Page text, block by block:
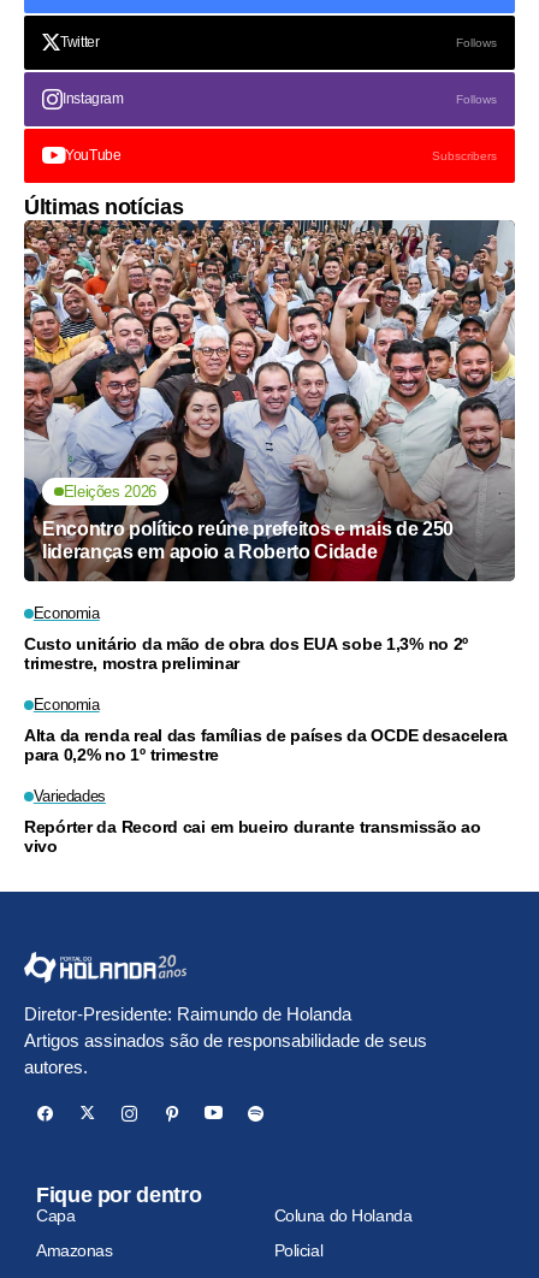
Twitter Follows
Instagram Follows
YouTube Subscribers
Últimas notícias
Eleições 2026
Encontro político reúne prefeitos e mais de 250
lideranças em apoio a Roberto Cidade
Economia
Custo unitário da mão de obra dos EUA sobe 1,3% no 2º
trimestre, mostra preliminar
Economia
Alta da renda real das famílias de países da OCDE desacelera
para 0,2% no 1º trimestre
Variedades
Repórter da Record cai em bueiro durante transmissão ao
vivo
Diretor-Presidente: Raimundo de Holanda
Artigos assinados são de responsabilidade de seus
autores.
Fique por dentro
Capa
Coluna do Holanda
Amazonas
Policial